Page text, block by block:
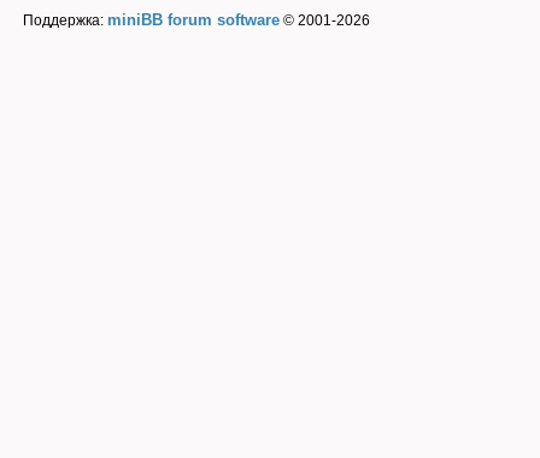
Поддержка: miniBB forum software © 2001-2026